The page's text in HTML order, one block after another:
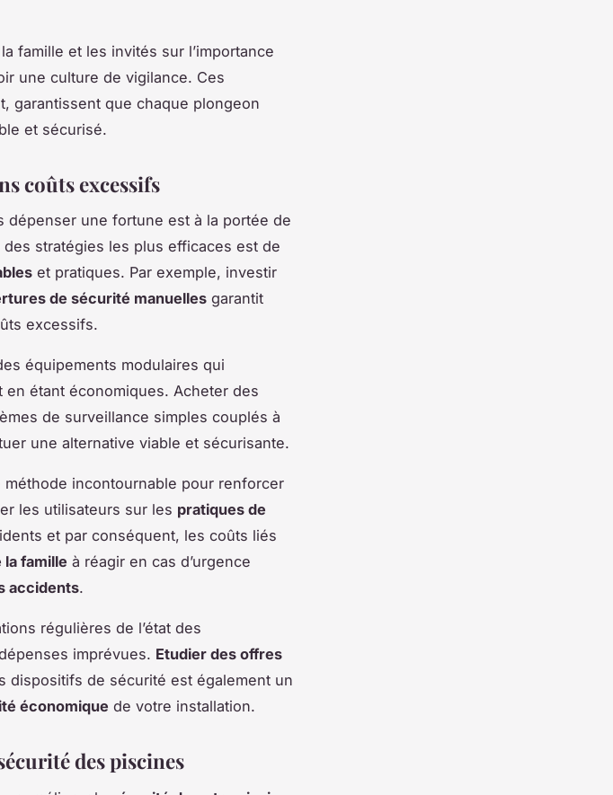
famille et les invités sur l’importance
une culture de vigilance. Ces
garantissent que chaque plongeon
et sécurisé.
coûts excessifs
dépenser une fortune est à la portée de
des stratégies les plus efficaces est de
et pratiques. Par exemple, investir
de sécurité manuelles garantit
excessifs.
équipements modulaires qui
en étant économiques. Acheter des
de surveillance simples couplés à
une alternative viable et sécurisante.
incontournable pour renforcer
les utilisateurs sur les pratiques de
et par conséquent, les coûts liés
famille à réagir en cas d’urgence
accidents.
régulières de l’état des
imprévues. Etudier des offres
dispositifs de sécurité est également un
économique de votre installation.
des piscines